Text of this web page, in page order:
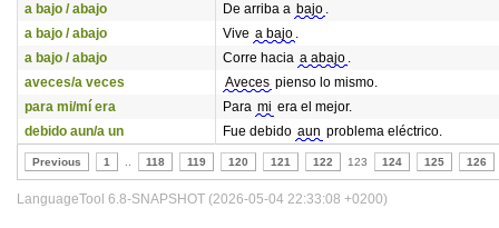
a bajo / abajo
De arriba a bajo .
a bajo / abajo
Vive a bajo .
a bajo / abajo
Corre hacia a abajo .
aveces/a veces
Aveces pienso lo mismo.
para mi/mí era
Para mi era el mejor.
debido aun/a un
Fue debido aun problema eléctrico.
Previous 1 118 119 120 121 122 123 124 125 126
LanguageTool 6.8-SNAPSHOT (2026-05-04 22:33:08 +0200)